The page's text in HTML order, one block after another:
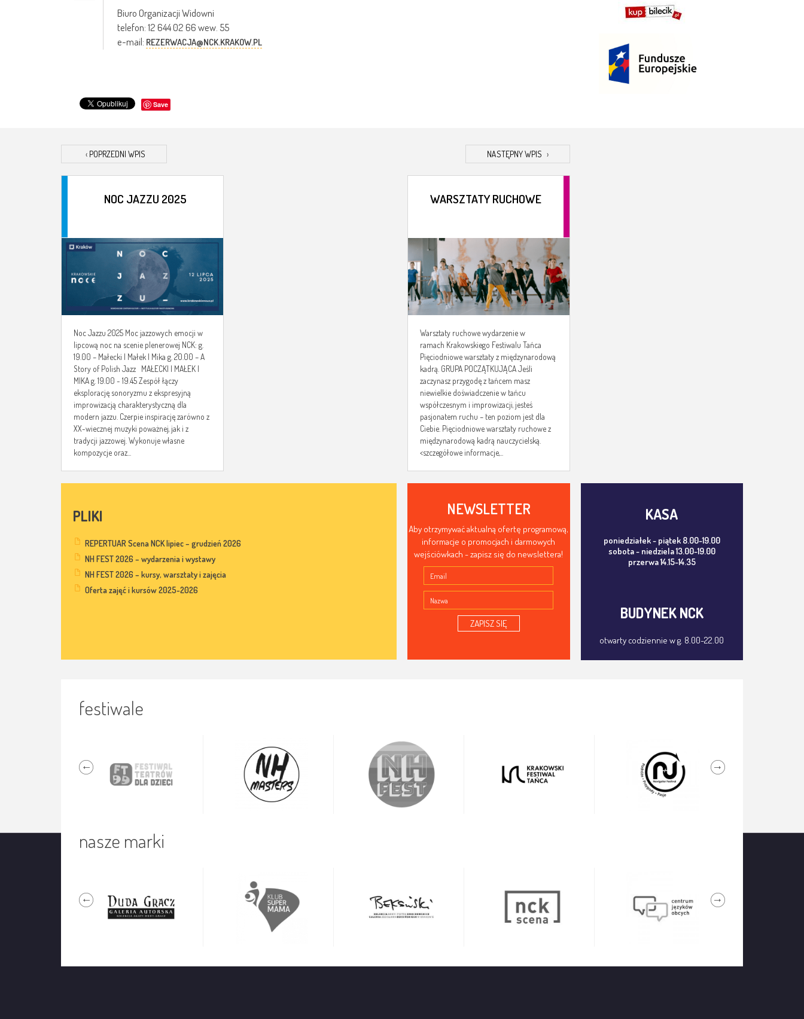
Biuro Organizacji Widowni
telefon: 12 644 02 66 wew. 55
e-mail: REZERWACJA@NCK.KRAKOW.PL
Save
‹ POPRZEDNI WPIS
NOC JAZZU 2025
Noc Jazzu 2025 Moc jazzowych emocji w
lipcową noc na scenie plenerowej NCK: g.
19.00 – Małecki | Małek | Mika g. 20.00 – A
Story of Polish Jazz MAŁECKI | MAŁEK |
MIKA g. 19.00 - 19.45 Zespół łączy
eksplorację sonoryzmu z ekspresyjną
improwizacją charakterystyczną dla
modern jazzu. Czerpie inspirację zarówno z
XX-wiecznej muzyki poważnej, jak i z
tradycji jazzowej. Wykonuje własne
kompozycje oraz...
NASTĘPNY WPIS ›
WARSZTATY RUCHOWE
Warsztaty ruchowe wydarzenie w
ramach Krakowskiego Festiwalu Tańca
Pięciodniowe warsztaty z międzynarodową
kadrą. GRUPA POCZĄTKUJĄCA Jeśli
zaczynasz przygodę z tańcem masz
niewielkie doświadczenie w tańcu
współczesnym i improwizacji, jesteś
pasjonatem ruchu – ten poziom jest dla
Ciebie. Pięciodniowe warsztaty ruchowe z
międzynarodową kadrą nauczycielską.
<szczegółowe informacje,...
PLIKI
REPERTUAR Scena NCK lipiec – grudzień 2026
NH FEST 2026 – wydarzenia i wystawy
NH FEST 2026 – kursy, warsztaty i zajęcia
Oferta zajęć i kursów 2025-2026
NEWSLETTER
Aby otrzymywać aktualną ofertę programową,
informacje o promocjach i darmowych
wejściówkach - zapisz się do newslettera!
ZAPISZ SIĘ
KASA
poniedziałek - piątek 8.00-19.00
sobota - niedziela 13.00-19.00
przerwa 14.15-14.35
BUDYNEK NCK
otwarty codziennie w g. 8.00-22.00
festiwale
nasze marki